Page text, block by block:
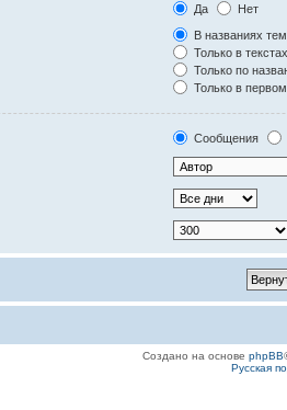
Да
Нет
В названиях
Только в
Только по
Только в
Сообщения
Создано на основе phpBB
Русская